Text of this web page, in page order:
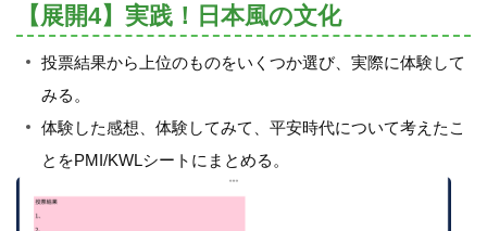
【展開4】実践！日本風の文化
投票結果から上位のものをいくつか選び、実際に体験して
みる。
体験した感想、体験してみて、平安時代について考えたこ
とをPMI/KWLシートにまとめる。